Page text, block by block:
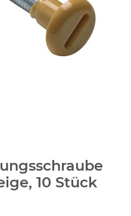
10 Stück